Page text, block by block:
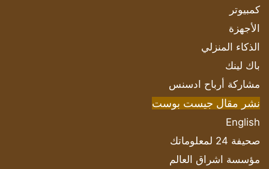
كمبيوتر
الأجهزة
الذكاء المنزلي
باك لينك
مشاركة أرباح ادسنس
نشر مقال جيست بوست
English
صحيفة 24 لمعلوماتك
مؤسسة اشراق العالم